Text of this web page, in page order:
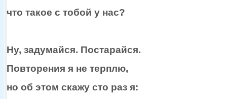
что такое с тобой у нас?
Ну, задумайся. Постарайся.
Повторения я не терплю,
но об этом скажу сто раз я: